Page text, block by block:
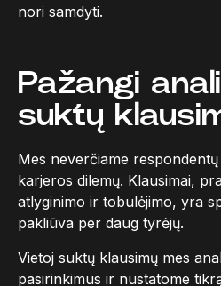
nori samdyti.
Pažangi
suktų
Mes neverčiame
karjeros dilemų. Klausimai,
atlyginimo ir tobulėjimo, yra
pakliūva per daug tyrėjų.
Vietoj suktų klausimų mes
pasirinkimus ir nustatome